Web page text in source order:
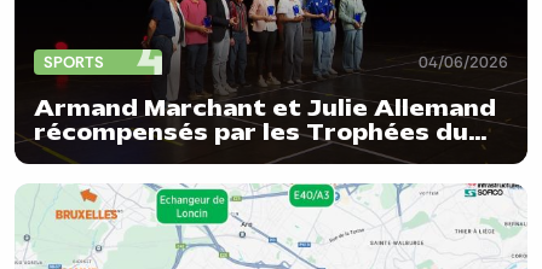
SPORTS 04/06/2026
Armand Marchant et Julie Allemand
récompensés par les Trophées du
sport de la Province de Liège